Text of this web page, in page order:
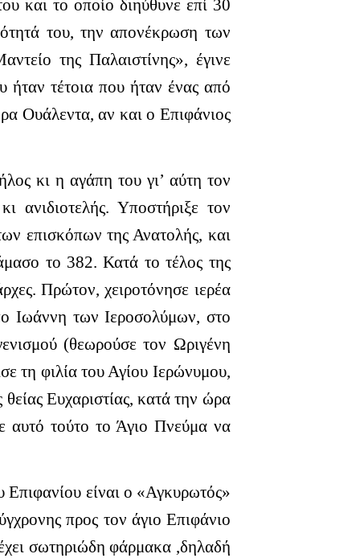
και το οποίο διηύθυνε επί 30
του, την απονέκρωση των
της Παλαιστίνης», έγινε
τέτοια που ήταν ένας από
Ουάλεντα, αν και ο Επιφάνιος
κι η αγάπη του γι’ αύτη τον
Υποστήριξε τον
επισκόπων της Ανατολής, και
το 382. Κατά το τέλος της
Πρώτον, χειροτόνησε ιερέα
Ιωάννη των Ιεροσολύμων, στο
(θεωρούσε τον Ωριγένη
τη φιλία του Αγίου Ιερώνυμου,
Ευχαριστίας, κατά την ώρα
αυτό τούτο το Άγιο Πνεύμα να
είναι ο «Αγκυρωτός»
προς τον άγιο Επιφάνιο
σωτηριώδη φάρμακα ,δηλαδή